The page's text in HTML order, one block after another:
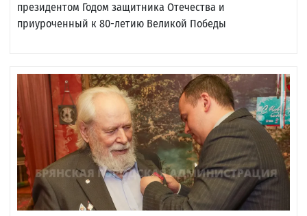
президентом Годом защитника Отечества и
приуроченный к 80-летию Великой Победы